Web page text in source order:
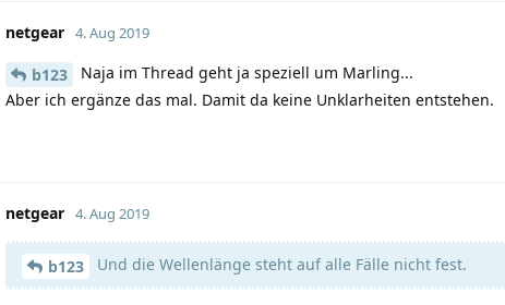
netgear 4. Aug 2019
b123
Naja im Thread geht ja speziell um Marling...
Aber ich ergänze das mal. Damit da keine Unklarheiten entstehen.
netgear 4. Aug 2019
b123 Und die Wellenlänge steht auf alle Fälle nicht fest.